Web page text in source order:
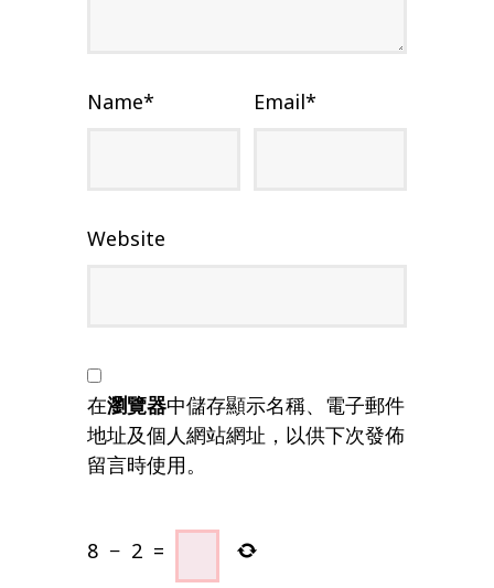
Name* Email*
Website
在瀏覽器中儲存顯示名稱、電子郵件
地址及個人網站網址，以供下次發佈
留言時使用。
8 − 2 =